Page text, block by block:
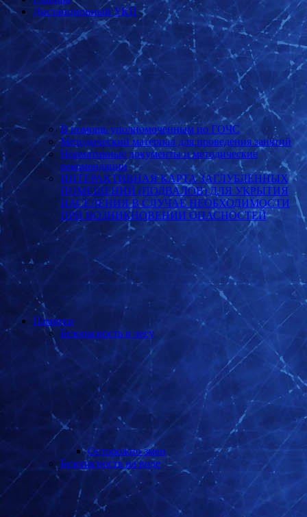
Дистанционный УКП
В помощь уполномоченным по ГОЧС
Методический материал для проведения занятий
Нормативные документы и методические
рекомендации
ИНТЕРАКТИВНАЯ КАРТА ЗАГЛУБЛЕННЫХ
ПОМЕЩЕНИЙ (ПОДВАЛОВ) ДЛЯ УКРЫТИЯ
НАСЕЛЕНИЯ В СЛУЧАЕ НЕОБХОДИМОСТИ
ПРИ ВОЗНИКНОВЕНИИ ОПАСНОСТЕЙ
Памятки
Безопасность в лесу
Осторожно змеи
Безопасность на воде